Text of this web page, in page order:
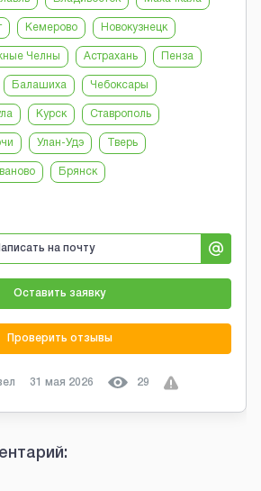
Кемерово Новокузнецк
Челны Астрахань Пенза
Балашиха Чебоксары
Курск Ставрополь
Улан-Удэ Тверь
Брянск
на почту
Оставить заявку
Проверить отзывы
31 мая 2026 29